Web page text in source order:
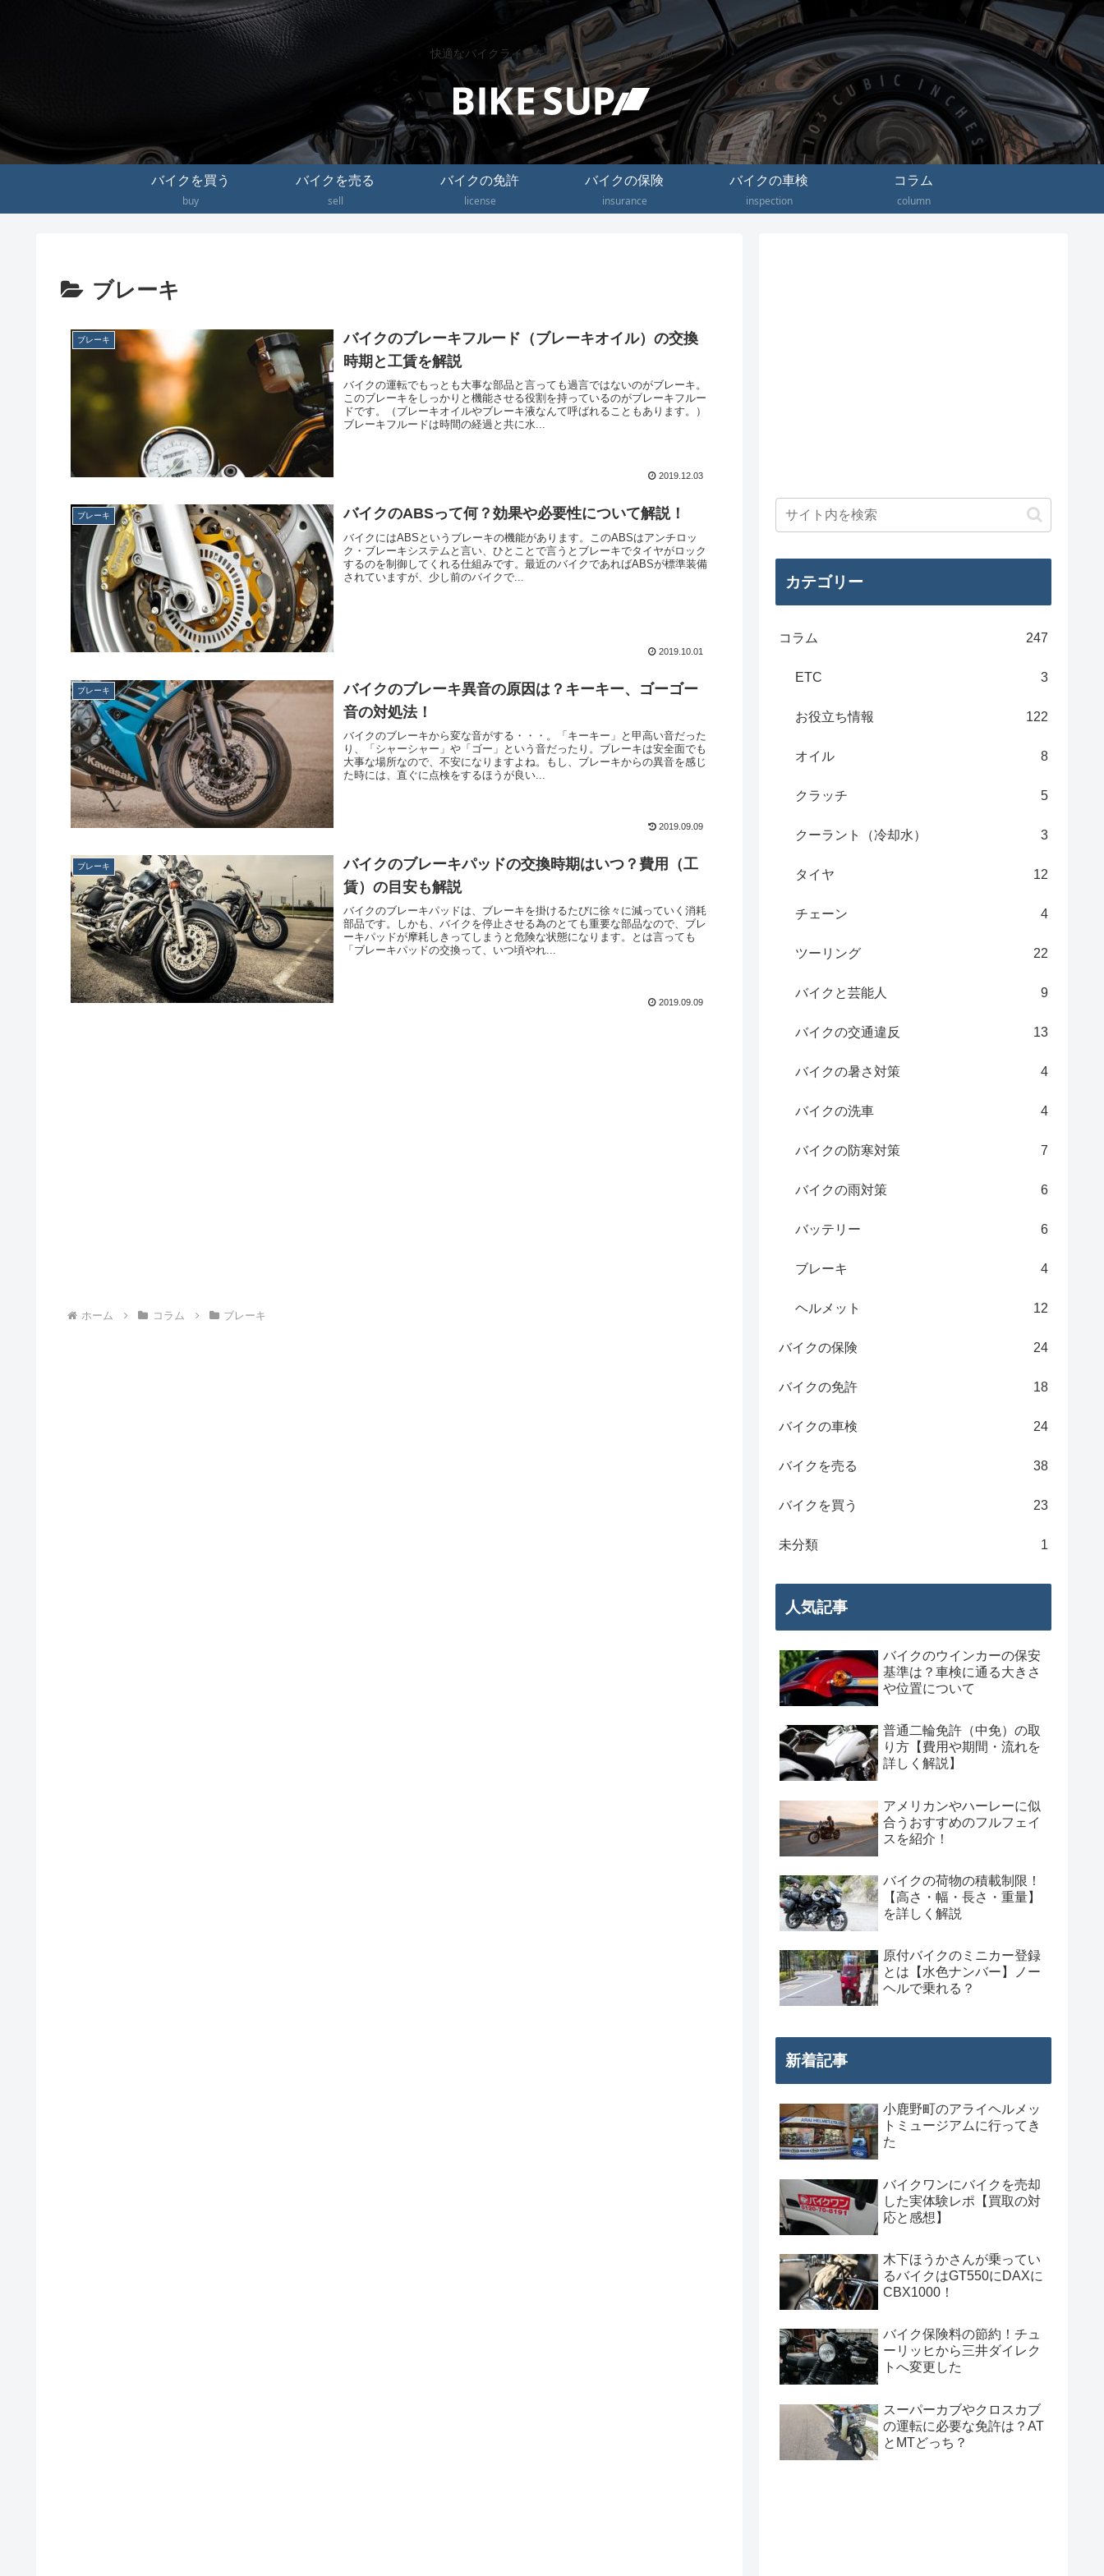
快適なバイクライフを送るためのHow toが満載
バイクを買う
buy
バイクを売る
sell
バイクの免許
license
バイクの保険
insurance
バイクの車検
inspection
コラム
column
ブレーキ
ブレーキ
バイクのブレーキフルード（ブレーキオイル）の交換
時期と工賃を解説
バイクの運転でもっとも大事な部品と言っても過言ではないのがブレーキ。
このブレーキをしっかりと機能させる役割を持っているのがブレーキフルー
ドです。（ブレーキオイルやブレーキ液なんて呼ばれることもあります。）
ブレーキフルードは時間の経過と共に水...
2019.12.03
ブレーキ バイクのABSって何？効果や必要性について解説！
バイクにはABSというブレーキの機能があります。このABSはアンチロッ
ク・ブレーキシステムと言い、ひとことで言うとブレーキでタイヤがロック
するのを制御してくれる仕組みです。最近のバイクであればABSが標準装備
されていますが、少し前のバイクで...
2019.10.01
ブレーキ
バイクのブレーキ異音の原因は？キーキー、ゴーゴー
音の対処法！
バイクのブレーキから変な音がする・・・。「キーキー」と甲高い音だった
り、「シャーシャー」や「ゴー」という音だったり。ブレーキは安全面でも
大事な場所なので、不安になりますよね。もし、ブレーキからの異音を感じ
た時には、直ぐに点検をするほうが良い...
2019.09.09
ブレーキ
バイクのブレーキパッドの交換時期はいつ？費用（工
賃）の目安も解説
バイクのブレーキパッドは、ブレーキを掛けるたびに徐々に減っていく消耗
部品です。しかも、バイクを停止させる為のとても重要な部品なので、ブレ
ーキパッドが摩耗しきってしまうと危険な状態になります。とは言っても
「ブレーキパッドの交換って、いつ頃やれ...
2019.09.09
ホーム コラム ブレーキ
カテゴリー
コラム 247
ETC 3
お役立ち情報 122
オイル 8
クラッチ 5
クーラント（冷却水） 3
タイヤ 12
チェーン 4
ツーリング 22
バイクと芸能人 9
バイクの交通違反 13
バイクの暑さ対策 4
バイクの洗車 4
バイクの防寒対策 7
バイクの雨対策 6
バッテリー 6
ブレーキ 4
ヘルメット 12
バイクの保険 24
バイクの免許 18
バイクの車検 24
バイクを売る 38
バイクを買う 23
未分類 1
人気記事
バイクのウインカーの保安
基準は？車検に通る大きさ
や位置について
普通二輪免許（中免）の取
り方【費用や期間・流れを
詳しく解説】
アメリカンやハーレーに似
合うおすすめのフルフェイ
スを紹介！
バイクの荷物の積載制限！
【高さ・幅・長さ・重量】
を詳しく解説
原付バイクのミニカー登録
とは【水色ナンバー】ノー
ヘルで乗れる？
新着記事
小鹿野町のアライヘルメッ
トミュージアムに行ってき
た
バイクワンにバイクを売却
した実体験レポ【買取の対
応と感想】
木下ほうかさんが乗ってい
るバイクはGT550にDAXに
CBX1000！
バイク保険料の節約！チュ
ーリッヒから三井ダイレク
トへ変更した
スーパーカブやクロスカブ
の運転に必要な免許は？AT
とMTどっち？